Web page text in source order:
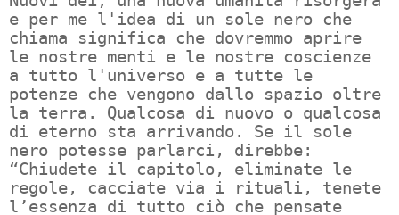
e per me l'idea di un sole nero che
chiama significa che dovremmo aprire
le nostre menti e le nostre coscienze
a tutto l'universo e a tutte le
potenze che vengono dallo spazio oltre
la terra. Qualcosa di nuovo o qualcosa
di eterno sta arrivando. Se il sole
nero potesse parlarci, direbbe:
“Chiudete il capitolo, eliminate le
regole, cacciate via i rituali, tenete
l’essenza di tutto ciò che pensate